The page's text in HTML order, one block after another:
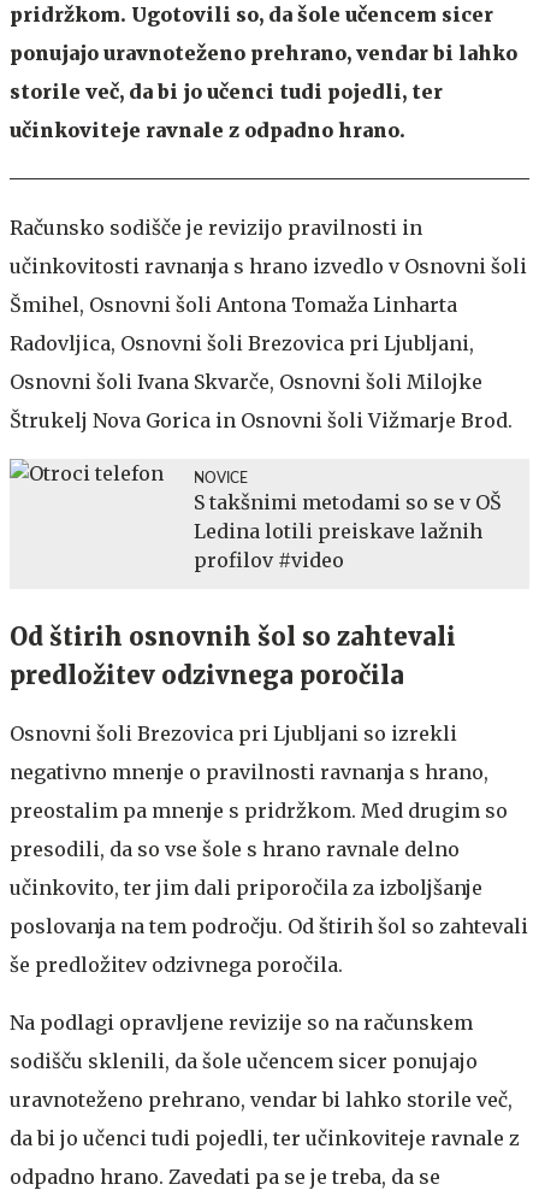
pridržkom. Ugotovili so, da šole učencem sicer
ponujajo uravnoteženo prehrano, vendar bi lahko
storile več, da bi jo učenci tudi pojedli, ter
učinkoviteje ravnale z odpadno hrano.
Računsko sodišče je revizijo pravilnosti in
učinkovitosti ravnanja s hrano izvedlo v Osnovni šoli
Šmihel, Osnovni šoli Antona Tomaža Linharta
Radovljica, Osnovni šoli Brezovica pri Ljubljani,
Osnovni šoli Ivana Skvarče, Osnovni šoli Milojke
Štrukelj Nova Gorica in Osnovni šoli Vižmarje Brod.
NOVICE
S takšnimi metodami so se v OŠ
Ledina lotili preiskave lažnih
profilov #video
Od štirih osnovnih šol so zahtevali
predložitev odzivnega poročila
Osnovni šoli Brezovica pri Ljubljani so izrekli
negativno mnenje o pravilnosti ravnanja s hrano,
preostalim pa mnenje s pridržkom. Med drugim so
presodili, da so vse šole s hrano ravnale delno
učinkovito, ter jim dali priporočila za izboljšanje
poslovanja na tem področju. Od štirih šol so zahtevali
še predložitev odzivnega poročila.
Na podlagi opravljene revizije so na računskem
sodišču sklenili, da šole učencem sicer ponujajo
uravnoteženo prehrano, vendar bi lahko storile več,
da bi jo učenci tudi pojedli, ter učinkoviteje ravnale z
odpadno hrano. Zavedati pa se je treba, da se